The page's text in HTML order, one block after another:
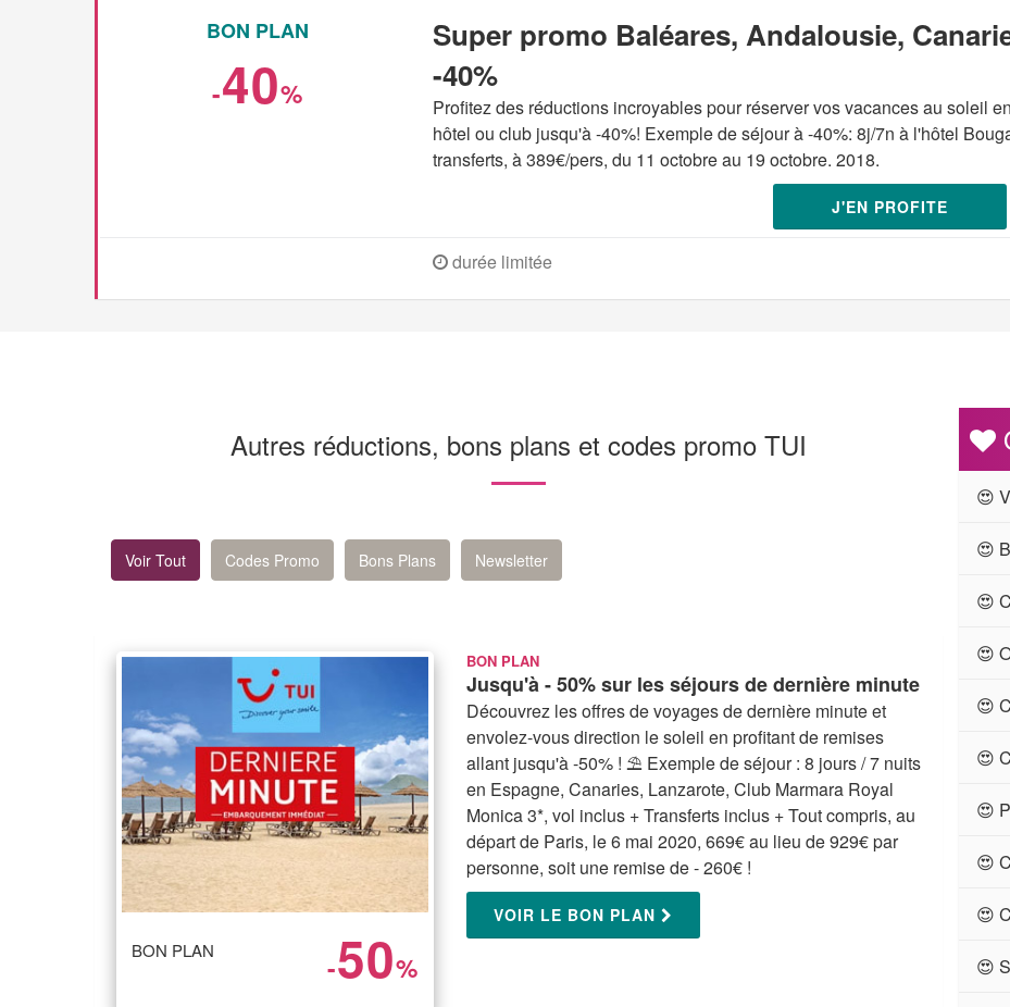
BON PLAN
-40%
Super promo Baléares, Andalousie,
-40%
Profitez des réductions incroyables pour réserver vos vacances au soleil
hôtel ou club jusqu'à -40%! Exemple de séjour à -40%: 8j/7n à l'hôtel
transferts, à 389€/pers, du 11 octobre au 19 octobre. 2018.
J'EN PROFITE
durée limitée
Autres réductions, bons plans et codes promo TUI
Voir Tout Codes Promo Bons Plans Newsletter
BON PLAN -50%
BON PLAN
Jusqu'à - 50% sur les séjours de dernière minute
Découvrez les offres de voyages de dernière minute et
envolez-vous direction le soleil en profitant de remises
allant jusqu'à -50% ! ⛱ Exemple de séjour : 8 jours / 7 nuits
en Espagne, Canaries, Lanzarote, Club Marmara Royal
Monica 3*, vol inclus + Transferts inclus + Tout compris, au
départ de Paris, le 6 mai 2020, 669€ au lieu de 929€ par
personne, soit une remise de - 260€ !
VOIR LE BON PLAN
😍
😍
😍
😍
😍
😍
😍
😍
😍
😍